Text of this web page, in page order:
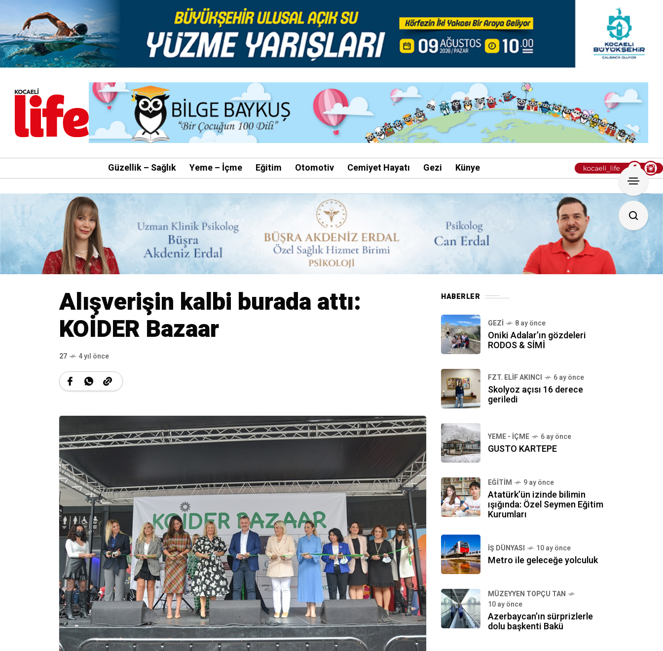
Güzellik – Sağlık Yeme – İçme Eğitim Otomotiv Cemiyet Hayatı Gezi Künye
Alışverişin kalbi burada attı:
KOİDER Bazaar
27 4 yıl önce
HABERLER
GEZI 8 ay önce
Oniki Adalar’ın gözdeleri
RODOS & SİMİ
FZT. ELIF AKINCI 6 ay önce
Skolyoz açısı 16 derece
geriledi
YEME - İÇME 6 ay önce
GUSTO KARTEPE
EĞITIM 9 ay önce
Atatürk’ün izinde bilimin
ışığında: Özel Seymen Eğitim
Kurumları
İŞ DÜNYASI 10 ay önce
Metro ile geleceğe yolculuk
MÜZEYYEN TOPÇU TAN
10 ay önce
Azerbaycan’ın sürprizlerle
dolu başkenti Bakü